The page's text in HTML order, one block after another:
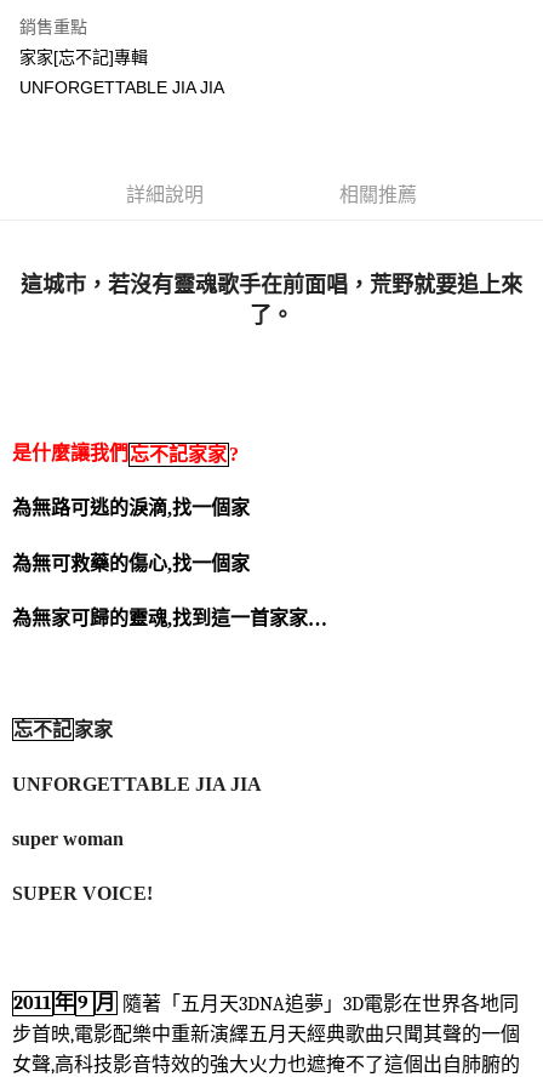
Apple Pay
悠遊付
運送方式
每筆NT$65，滿NT$1,000(含以上)免運費
每筆NT$65，滿NT$1,000(含以上)免運費
付款後7-11取貨
海外地區配送
銷售重點
家家[忘不記]專輯
UNFORGETTABLE JIA JIA
詳細說明 相關推薦
這城市，若沒有靈魂歌手在前面唱，荒野就要追上來
了。
是什麼讓我們 忘不記家家?
為無路可逃的淚滴,找一個家
為無可救藥的傷心,找一個家
為無家可歸的靈魂,找到這一首家家…
忘不記家家
UNFORGETTABLE JIA JIA
super woman
SUPER VOICE!
2011年9 月 隨著「五月天3DNA追夢」 3D電影在世界各地同
步首映,電影配樂中重新演繹五月天經典歌曲只聞其聲的一個
女聲,高科技影音特效的強大火力也遮掩不了這個出自肺腑的